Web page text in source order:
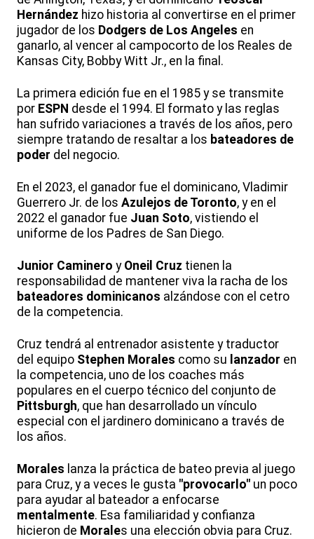
Hernández hizo historia al convertirse en el primer
jugador de los Dodgers de Los Angeles en
ganarlo, al vencer al campocorto de los Reales de
Kansas City, Bobby Witt Jr., en la final.
La primera edición fue en el 1985 y se transmite
por ESPN desde el 1994. El formato y las reglas
han sufrido variaciones a través de los años, pero
siempre tratando de resaltar a los bateadores de
poder del negocio.
En el 2023, el ganador fue el dominicano, Vladimir
Guerrero Jr. de los Azulejos de Toronto, y en el
2022 el ganador fue Juan Soto, vistiendo el
uniforme de los Padres de San Diego.
Junior Caminero y Oneil Cruz tienen la
responsabilidad de mantener viva la racha de los
bateadores dominicanos alzándose con el cetro
de la competencia.
Cruz tendrá al entrenador asistente y traductor
del equipo Stephen Morales como su lanzador en
la competencia, uno de los coaches más
populares en el cuerpo técnico del conjunto de
Pittsburgh, que han desarrollado un vínculo
especial con el jardinero dominicano a través de
los años.
Morales lanza la práctica de bateo previa al juego
para Cruz, y a veces le gusta "provocarlo" un poco
para ayudar al bateador a enfocarse
mentalmente. Esa familiaridad y confianza
hicieron de Morales una elección obvia para Cruz.